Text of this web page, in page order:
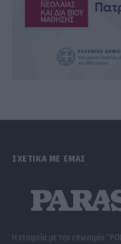
ΣΧΕΤΙΚΑ ΜΕ ΕΜΑΣ
Η εταιρεία με την επωνυμία